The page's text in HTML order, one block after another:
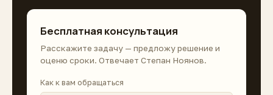
Бесплатная консультация
Расскажите задачу — предложу решение и
оценю сроки. Отвечает Степан Ноянов.
Как к вам обращаться